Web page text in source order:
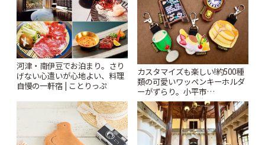
河津・南伊豆でお泊まり。さり
げない心遣いが心地よい、料理
自慢の一軒宿 | ことりっぷ
カスタマイズも楽しい!約500種
類の可愛いワッペンキーホルダ
ーがずらり。小平市
「Kimamaya T&K」 | ことりっ
ぷ